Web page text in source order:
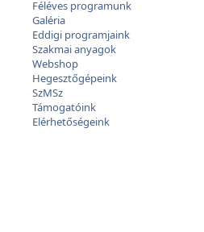
Féléves programunk
Galéria
Eddigi programjaink
Szakmai anyagok
Webshop
Hegesztőgépeink
SzMSz
Támogatóink
Elérhetőségeink